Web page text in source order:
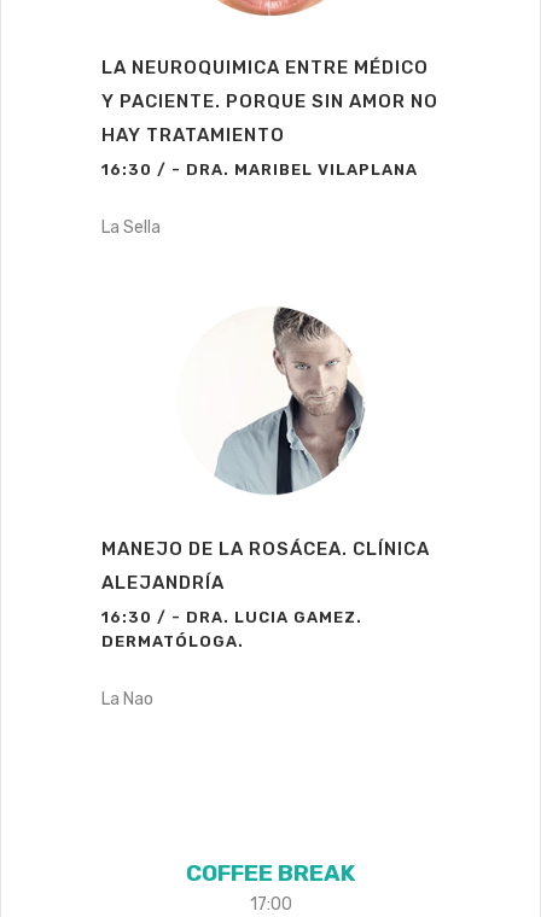
LA NEUROQUIMICA ENTRE MÉDICO
Y PACIENTE. PORQUE SIN AMOR NO
HAY TRATAMIENTO
16:30 / - DRA. MARIBEL VILAPLANA
La Sella
MANEJO DE LA ROSÁCEA. CLÍNICA
ALEJANDRÍA
16:30 / - DRA. LUCIA GAMEZ.
DERMATÓLOGA.
La Nao
COFFEE BREAK
17:00